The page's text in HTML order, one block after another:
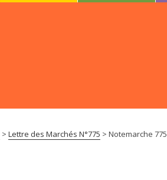
> Lettre des Marchés N°775 > Notemarche 775